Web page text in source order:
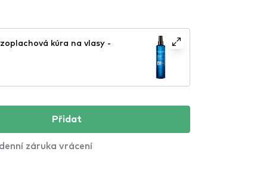
kúra na vlasy -
Přidat
záruka vrácení